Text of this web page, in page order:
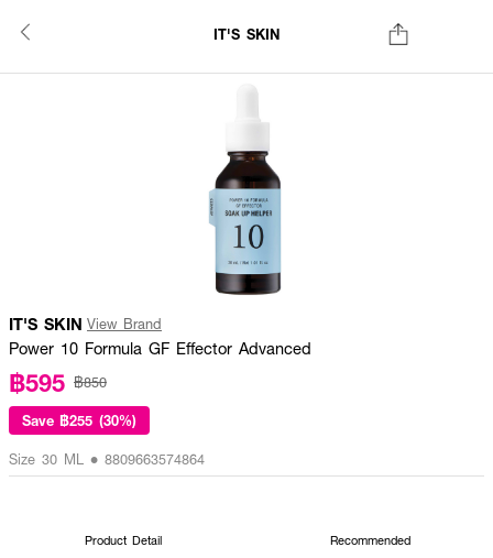
IT'S SKIN
IT'S SKIN View Brand
Power 10 Formula GF Effector Advanced
฿595 ฿850
Save ฿255 (30%)
Size 30 ML • 8809663574864
Product Detail Recommended